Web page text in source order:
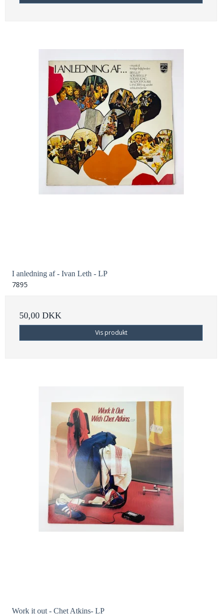
I anledning af - Ivan Leth - LP
7895
50,00 DKK
Vis produkt
Work it out - Chet Atkins- LP